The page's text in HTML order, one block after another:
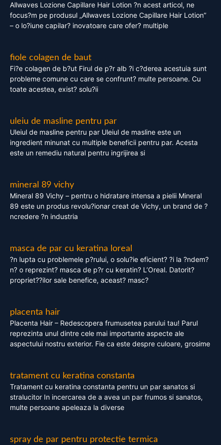
Allwaves Lozione Capillare Hair Lotion ?n acest articol, ne
focus?m pe produsul „Allwaves Lozione Capillare Hair Lotion”
– o lo?iune capilar? inovatoare care ofer? multiple
fiole colagen de baut
Fi?e colagen de b?ut Firul de p?r alb ?i c?derea acestuia sunt
probleme comune cu care se confrunt? multe persoane. Cu
toate acestea, exist? solu?ii
uleiu de masline pentru par
Uleiul de masline pentru par Uleiul de masline este un
ingredient minunat cu multiple beneficii pentru par. Acesta
este un remediu natural pentru ingrijirea si
mineral 89 vichy
Mineral 89 Vichy – pentru o hidratare intensa a pielii Mineral
89 este un produs revolu?ionar creat de Vichy, un brand de ?
ncredere ?n industria
masca de par cu keratina loreal
?n lupta cu problemele p?rului, o solu?ie eficient? ?i la ?ndem?
n? o reprezint? masca de p?r cu keratin? L’Oreal. Datorit?
propriet??ilor sale benefice, aceast? masc?
placenta hair
Placenta Hair – Redescopera frumusetea parului tau! Parul
reprezinta unul dintre cele mai importante aspecte ale
aspectului nostru exterior. Fie ca este despre culoare, grosime
tratament cu keratina constanta
Tratament cu keratina constanta pentru un par sanatos si
stralucitor In incercarea de a avea un par frumos si sanatos,
multe persoane apeleaza la diverse
spray de par pentru protectie termica